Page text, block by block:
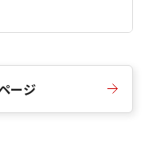
ージ